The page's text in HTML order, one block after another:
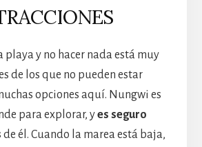
playa y no hacer nada está muy
de los que no pueden estar
opciones aquí. Nungwi es
para explorar, yes seguro
de él. Cuando la marea está baja,